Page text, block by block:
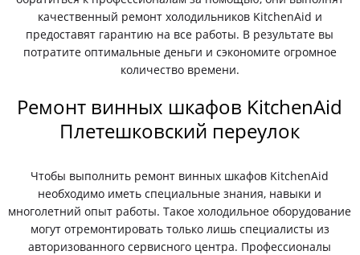
качественный ремонт холодильников KitchenAid и
предоставят гарантию на все работы. В результате вы
потратите оптимальные деньги и сэкономите огромное
количество времени.
Ремонт винных шкафов KitchenAid
Плетешковский переулок
Чтобы выполнить ремонт винных шкафов KitchenAid
необходимо иметь специальные знания, навыки и
многолетний опыт работы. Такое холодильное оборудование
могут отремонтировать только лишь специалисты из
авторизованного сервисного центра. Профессионалы